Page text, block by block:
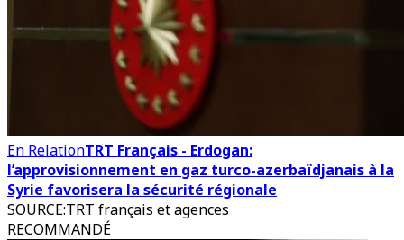
En RelationTRT Français - Erdogan:
l’approvisionnement en gaz turco-azerbaïdjanais à la
Syrie favorisera la sécurité régionale
SOURCE:TRT français et agences
RECOMMANDÉ